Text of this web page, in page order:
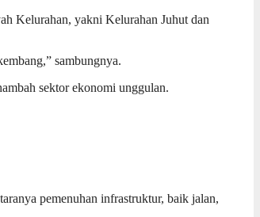
Kelurahan, yakni Kelurahan Juhut dan
sambungnya.
sektor ekonomi unggulan.
pemenuhan infrastruktur, baik jalan,